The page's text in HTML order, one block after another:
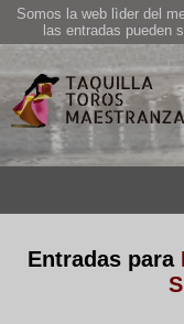
Somos la web lìder del
las entradas pueden
Entradas para